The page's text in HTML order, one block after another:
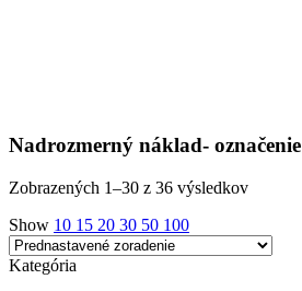
Nadrozmerný náklad- označenie
Zobrazených 1–30 z 36 výsledkov
Show 10 15 20 30 50 100
Kategória